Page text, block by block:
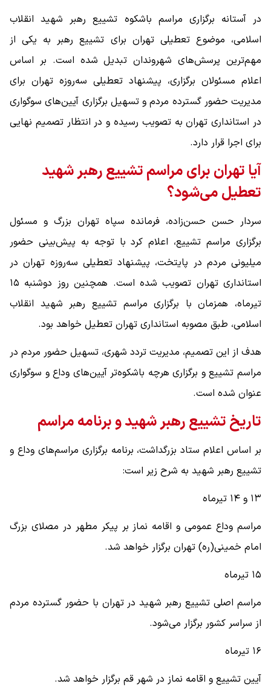
در آستانه برگزاری مراسم باشکوه تشییع رهبر شهید انقلاب
اسلامی، موضوع تعطیلی تهران برای تشییع رهبر به یکی از
مهم‌ترین پرسش‌های شهروندان تبدیل شده است. بر اساس
اعلام مسئولان برگزاری، پیشنهاد تعطیلی سه‌روزه تهران برای
مدیریت حضور گسترده مردم و تسهیل برگزاری آیین‌های سوگواری
در استانداری تهران به تصویب رسیده و در انتظار تصمیم نهایی
برای اجرا قرار دارد.
آیا تهران برای مراسم تشییع رهبر شهید
تعطیل می‌شود؟
سردار حسن حسن‌زاده، فرمانده سپاه تهران بزرگ و مسئول
برگزاری مراسم تشییع، اعلام کرد با توجه به پیش‌بینی حضور
میلیونی مردم در پایتخت، پیشنهاد تعطیلی سه‌روزه تهران در
استانداری تهران تصویب شده است. همچنین روز دوشنبه ۱۵
تیرماه، همزمان با برگزاری مراسم تشییع رهبر شهید انقلاب
اسلامی، طبق مصوبه استانداری تهران تعطیل خواهد بود.
هدف از این تصمیم، مدیریت تردد شهری، تسهیل حضور مردم در
مراسم تشییع و برگزاری هرچه باشکوه‌تر آیین‌های وداع و سوگواری
عنوان شده است.
تاریخ تشییع رهبر شهید و برنامه مراسم
بر اساس اعلام ستاد بزرگداشت، برنامه برگزاری مراسم‌های وداع و
تشییع رهبر شهید به شرح زیر است:
۱۳ و ۱۴ تیرماه
مراسم وداع عمومی و اقامه نماز بر پیکر مطهر در مصلای بزرگ
امام خمینی(ره) تهران برگزار خواهد شد.
۱۵ تیرماه
مراسم اصلی تشییع رهبر شهید در تهران با حضور گسترده مردم
از سراسر کشور برگزار می‌شود.
۱۶ تیرماه
آیین تشییع و اقامه نماز در شهر قم برگزار خواهد شد.